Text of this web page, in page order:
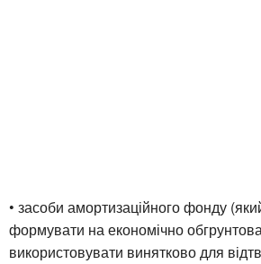
• засоби амортизаційного фонду
формувати на економічно
використовувати винятково для